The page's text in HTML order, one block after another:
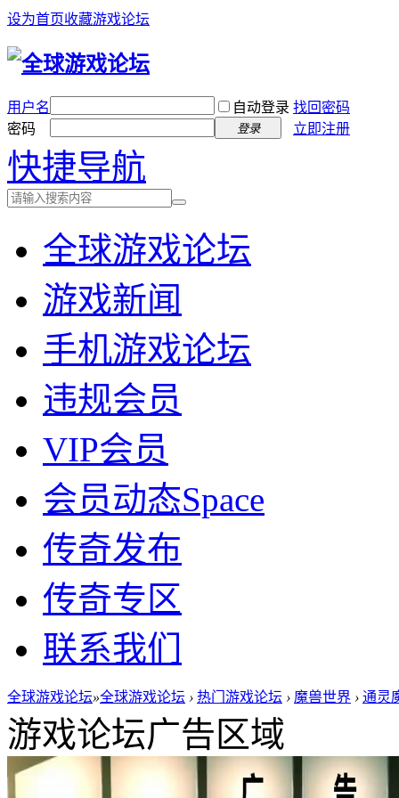
设为首页收藏游戏论坛
用户名 自动登录 找回密码
密码
登录 立即注册
快捷导航
全球游戏论坛
游戏新闻
手机游戏论坛
违规会员
VIP会员
会员动态Space
传奇发布
传奇专区
联系我们
全球游戏论坛»全球游戏论坛 › 热门游戏论坛 › 魔兽世界 › 通灵
游戏论坛广告区域